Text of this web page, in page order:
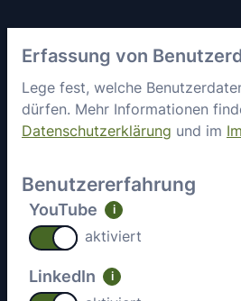
Erfassung von
Lege fest, welche
dürfen. Mehr Informationen
Datenschutzerklärung und im
Benutzererfahrung
YouTube i
aktiviert
LinkedIn i
Sicherheit
Allgemeine
Geschäftsbedingungen
Datenschutz
Impressum